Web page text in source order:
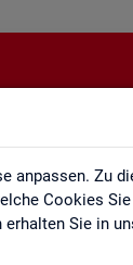
anpassen. Zu
Cookies
Sie in